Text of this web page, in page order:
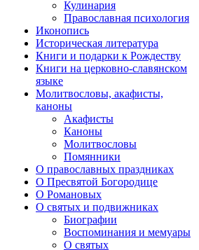
Кулинария
Православная психология
Иконопись
Историческая литература
Книги и подарки к Рождеству
Книги на церковно-славянском
языке
Молитвословы, акафисты,
каноны
Акафисты
Каноны
Молитвословы
Помянники
О православных праздниках
О Пресвятой Богородице
О Романовых
О святых и подвижниках
Биографии
Воспоминания и мемуары
О святых